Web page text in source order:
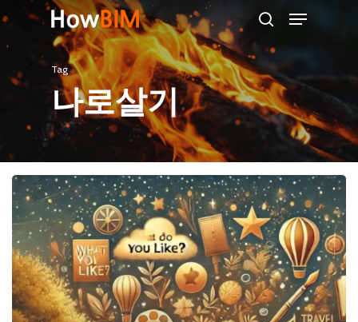
main
content
Menu
Tag
나로살기